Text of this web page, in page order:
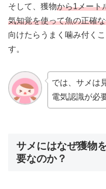
そして、獲物から1メート
気知覚を使って魚の正確
向けたらうまく噛み付く
す。
では、サメは
電気認識が必
サメにはなぜ獲物
要なのか？